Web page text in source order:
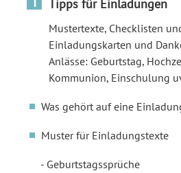
Tipps für Einladungen
Mustertexte, Checklisten
Einladungskarten und
Anlässe: Geburtstag,
Kommunion, Einschulung
Was gehört auf eine
Muster für Einladungstexte
Geburtstagssprüche